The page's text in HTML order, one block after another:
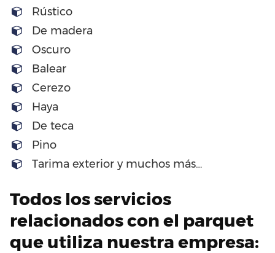
Rústico
De madera
Oscuro
Balear
Cerezo
Haya
De teca
Pino
Tarima exterior y muchos más…
Todos los servicios
relacionados con el parquet
que utiliza nuestra empresa: